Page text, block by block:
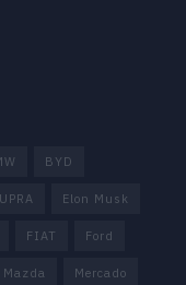
BYD
Elon Musk
FIAT Ford
Mazda Mercado